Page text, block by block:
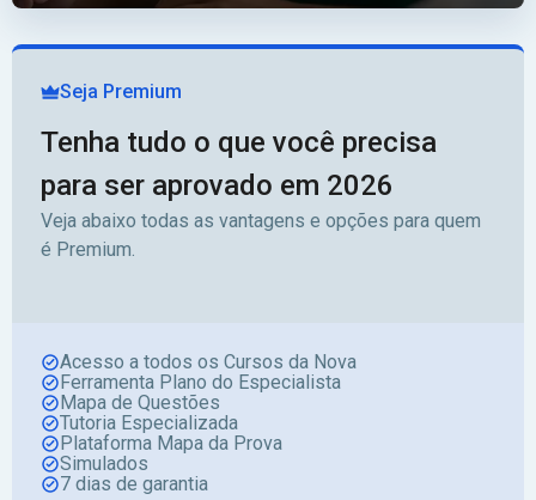
Seja Premium
Tenha tudo o que você precisa
para ser aprovado em 2026
Veja abaixo todas as vantagens e opções para quem
é Premium.
Acesso a todos os Cursos da Nova
Ferramenta Plano do Especialista
Mapa de Questões
Tutoria Especializada
Plataforma Mapa da Prova
Simulados
7 dias de garantia